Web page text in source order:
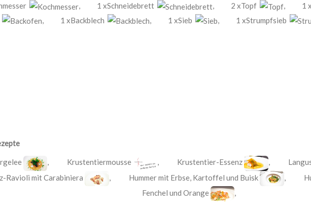
, 1 xSchneidebrett , 2 xTopf , 1
, 1 xBackblech , 1 xSieb , 1 xStrumpfsieb
, Krustentiermousse , Krustentier-Essenz ,
Ravioli mit Carabiniera
, Hummer mit Erbse, Kartoffel und Buisk ,
Fenchel und Orange
,